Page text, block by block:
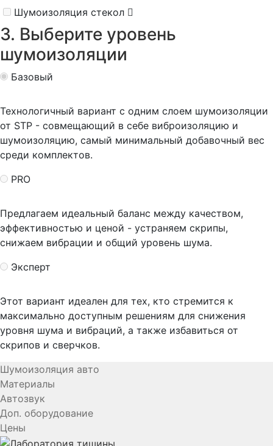
Шумоизоляция стекол
3. Выберите уровень
шумоизоляции
Базовый
Технологичный вариант с одним слоем шумоизоляции
от STP - совмещающий в себе виброизоляцию и
шумоизоляцию, самый минимальный добавочный вес
среди комплектов.
PRO
Предлагаем идеальный баланс между качеством,
эффективностью и ценой - устраняем скрипы,
снижаем вибрации и общий уровень шума.
Эксперт
Этот вариант идеален для тех, кто стремится к
максимально доступным решениям для снижения
уровня шума и вибраций, а также избавиться от
скрипов и сверчков.
Шумоизоляция авто
Материалы
Автозвук
Доп. оборудование
Цены